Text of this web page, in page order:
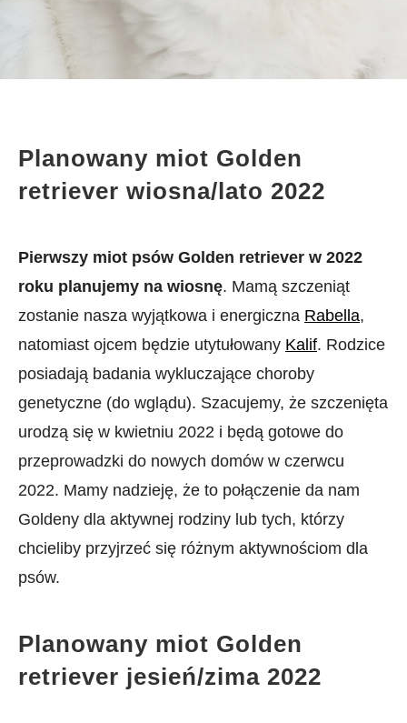
Planowany miot Golden
retriever wiosna/lato 2022
Pierwszy miot psów Golden retriever w 2022
roku planujemy na wiosnę. Mamą szczeniąt
zostanie nasza wyjątkowa i energiczna Rabella,
natomiast ojcem będzie utytułowany Kalif. Rodzice
posiadają badania wykluczające choroby
genetyczne (do wglądu). Szacujemy, że szczenięta
urodzą się w kwietniu 2022 i będą gotowe do
przeprowadzki do nowych domów w czerwcu
2022. Mamy nadzieję, że to połączenie da nam
Goldeny dla aktywnej rodziny lub tych, którzy
chcieliby przyjrzeć się różnym aktywnościom dla
psów.
Planowany miot Golden
retriever jesień/zima 2022